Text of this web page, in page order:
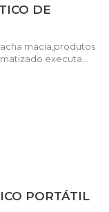
DE
macia,produtos
executa...
PORTÁTIL